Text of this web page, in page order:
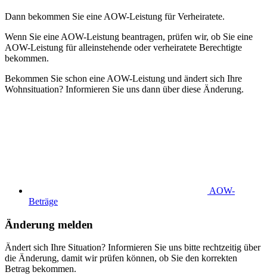
Dann bekommen Sie eine AOW-Leistung für Verheiratete.
Wenn Sie eine AOW-Leistung beantragen, prüfen wir, ob Sie eine
AOW-Leistung für alleinstehende oder verheiratete Berechtigte
bekommen.
Bekommen Sie schon eine AOW-Leistung und ändert sich Ihre
Wohnsituation? Informieren Sie uns dann über diese Änderung.
AOW-
Beträge
Änderung melden
Ändert sich Ihre Situation? Informieren Sie uns bitte rechtzeitig über
die Änderung, damit wir prüfen können, ob Sie den korrekten
Betrag bekommen.